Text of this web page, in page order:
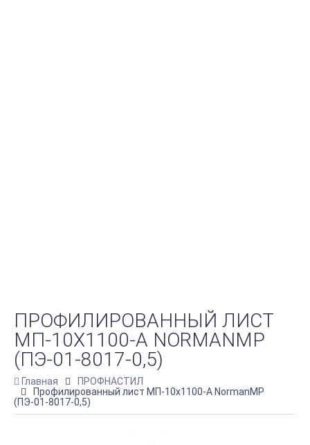
ПРОФИЛИРОВАННЫЙ ЛИСТ
МП-10Х1100-A NORMANMP
(ПЭ-01-8017-0,5)
Главная
ПРОФНАСТИЛ
Профилированный лист МП-10х1100-A NormanMP
(ПЭ-01-8017-0,5)